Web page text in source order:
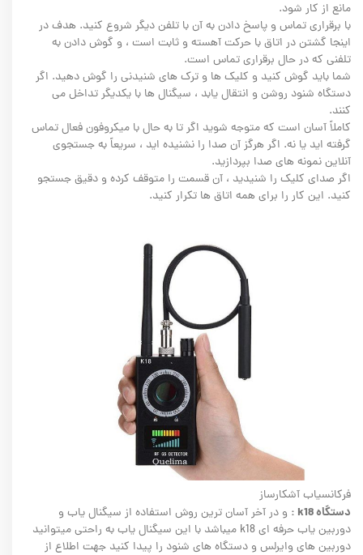
مانع از کار شود.
با برقراری تماس و پاسخ دادن به آن با تلفن دیگر شروع کنید. هدف در
اینجا گشتن در اتاق با حرکت آهسته و ثابت است ، و گوش دادن به
تلفنی که در حال برقراری تماس است.
شما باید گوش کنید و کلیک ها و ترک های شنیدنی را گوش دهید. اگر
دستگاه شنود روشن و انتقال یابد ، سیگنال ها با یکدیگر تداخل می
کنند.
کاملاً آسان است که متوجه شوید اگر تا به حال با میکروفون فعال تماس
گرفته اید یا نه. اگر هرگز آن صدا را نشنیده اید ، سریعاً به جستجوی
آنلاین نمونه های صدا بپردازید.
اگر صدای کلیک را شنیدید ، آن قسمت را متوقف کرده و دقیق جستجو
کنید. این کار را برای همه اتاق ها تکرار کنید.
فرکانسیاب آشکارساز
دستگاه k18 :
و در آخر آسان ترین روش استفاده از سیگنال یاب و
دوربین یاب حرفه ای k18 میباشد با این سیگنال یاب به راحتی میتوانید
دوربین های وایرلس و دستگاه های شنود را پیدا کنید جهت اطلاع از